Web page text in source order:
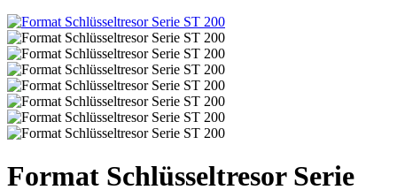
Format Schlüsseltresor Serie